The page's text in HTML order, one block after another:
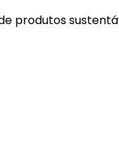
produtos